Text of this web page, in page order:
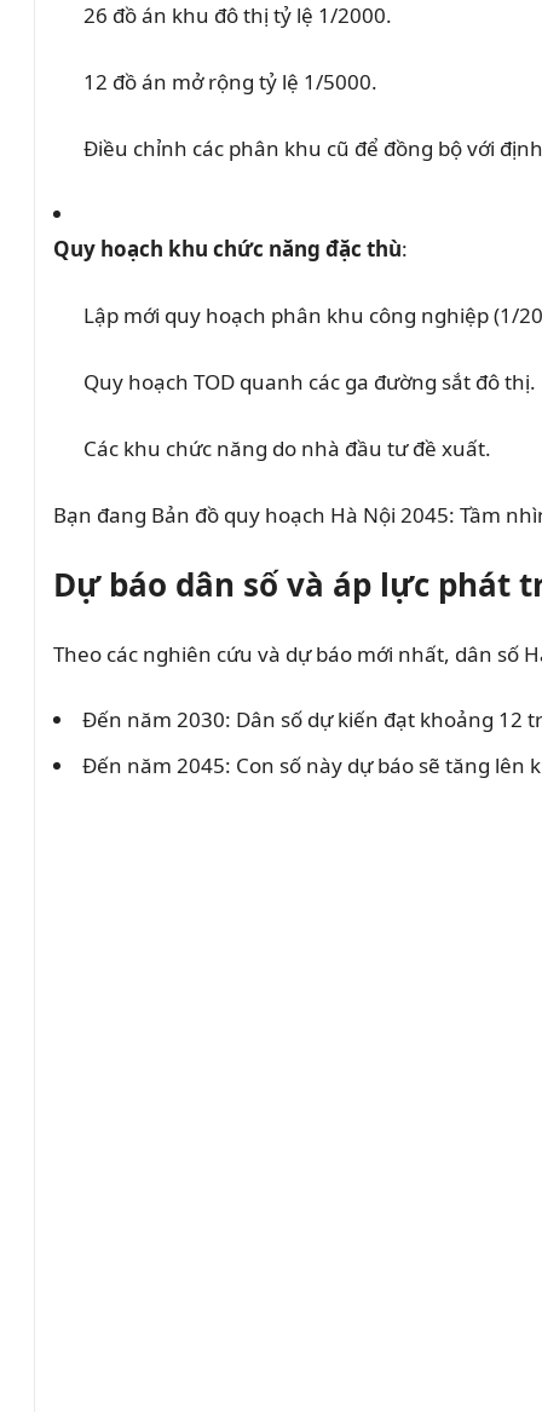
26 đồ án khu đô thị tỷ lệ 1/2000.
12 đồ án mở rộng tỷ lệ 1/5000.
Điều chỉnh các phân khu cũ để đồng bộ với
Quy hoạch khu chức năng đặc thù:
Lập mới quy hoạch phân khu công nghiệp (1/
Quy hoạch TOD quanh các ga đường sắt đô thị.
Các khu chức năng do nhà đầu tư đề xuất.
Bạn đang Bản đồ quy hoạch Hà Nội 2045: Tầm
Dự báo dân số và áp lực phát
Theo các nghiên cứu và dự báo mới nhất, dân số
Đến năm 2030: Dân số dự kiến đạt khoảng 12
Đến năm 2045: Con số này dự báo sẽ tăng